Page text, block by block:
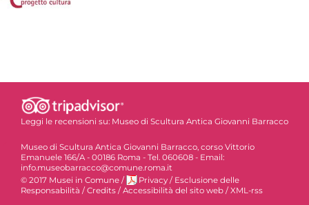
Leggi le recensioni su: Museo di Scultura Antica Giovanni Barracco
Museo di Scultura Antica Giovanni Barracco, corso Vittorio
Emanuele 166/A - 00186 Roma - Tel. 060608 - Email:
info.museobarracco@comune.roma.it
© 2017 Musei in Comune / Privacy / Esclusione delle
Responsabilità / Credits / Accessibilità del sito web / XML-rss